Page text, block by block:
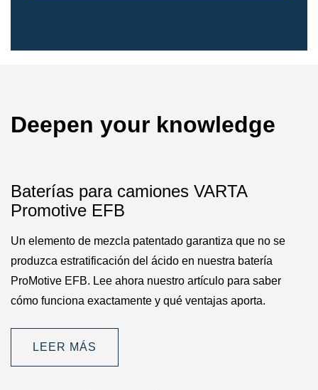
Deepen your knowledge
Baterías para camiones VARTA
Promotive EFB
Un elemento de mezcla patentado garantiza que no se
produzca estratificación del ácido en nuestra batería
ProMotive EFB. Lee ahora nuestro artículo para saber
cómo funciona exactamente y qué ventajas aporta.
LEER MÁS